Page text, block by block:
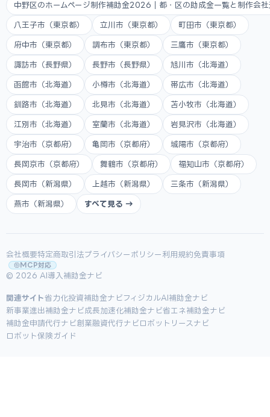
中野区のホームページ制作補助金2026｜都・区の助成金一覧と制作会
八王子市（東京都） 立川市（東京都） 町田市（東京都）
府中市（東京都） 調布市（東京都） 三鷹市（東京都）
諏訪市（長野県） 長野市（長野県） 旭川市（北海道）
函館市（北海道） 小樽市（北海道） 帯広市（北海道）
釧路市（北海道） 北見市（北海道） 苫小牧市（北海道）
江別市（北海道） 室蘭市（北海道） 岩見沢市（北海道）
宇治市（京都府） 亀岡市（京都府） 城陽市（京都府）
長岡京市（京都府） 舞鶴市（京都府） 福知山市（京都府）
長岡市（新潟県） 上越市（新潟県） 三条市（新潟県）
燕市（新潟県） すべて見る →
会社概要特定商取引法プライバシーポリシー 利用規約免責事項
MCP対応
© 2026 AI導入補助金ナビ
関連サイト省力化投資補助金ナビ フィジカルAI補助金ナビ
新事業進出補助金ナビ成長加速化補助金ナビ省エネ補助金ナビ
補助金申請代行ナビ創業融資代行ナビ ロボットリースナビ
ロボット保険ガイド